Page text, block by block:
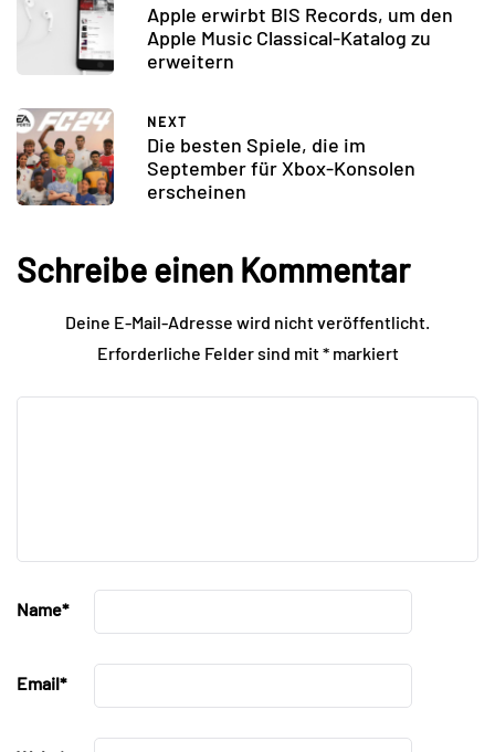
Apple erwirbt BIS Records, um den
Apple Music Classical-Katalog zu
erweitern
NEXT
Die besten Spiele, die im
September für Xbox-Konsolen
erscheinen
Schreibe einen Kommentar
Deine E-Mail-Adresse wird nicht veröffentlicht.
Erforderliche Felder sind mit*markiert
Name*
Email*